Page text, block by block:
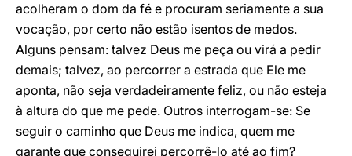
acolheram o dom da fé e procuram seriamente a sua
vocação, por certo não estão isentos de medos.
Alguns pensam: talvez Deus me peça ou virá a pedir
demais; talvez, ao percorrer a estrada que Ele me
aponta, não seja verdadeiramente feliz, ou não esteja
à altura do que me pede. Outros interrogam-se: Se
seguir o caminho que Deus me indica, quem me
garante que conseguirei percorrê-lo até ao fim?